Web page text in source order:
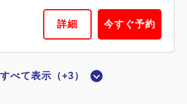
詳細 今すぐ予約
すべて表示（+3）